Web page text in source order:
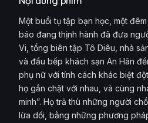
Một buổi tụ tập bạn học, một
báo đang thịnh hành đã đưa
Vi, tổng biên tập Tô Diêu, nhà
và đầu bếp khách sạn An Hân
phụ nữ với tính cách khác biệt
họ gắn chặt với nhau, và cùng
minh”. Họ trả thù những người
lừa dối, bằng những phương